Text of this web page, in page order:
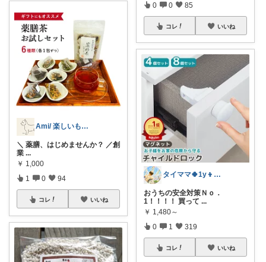
Ami/ 楽しいもの美味しいもの
​＼ 薬膳、はじめませんか？ ／ ​創
業 ...
￥ 1,000
1 0 94
コレ いいね
0 0 85
コレ いいね
タイママ🍀1y👦のママ
おうちの安全対策Ｎｏ．
1！！！！ 買って ...
￥ 1,480～
0 1 319
コレ いいね